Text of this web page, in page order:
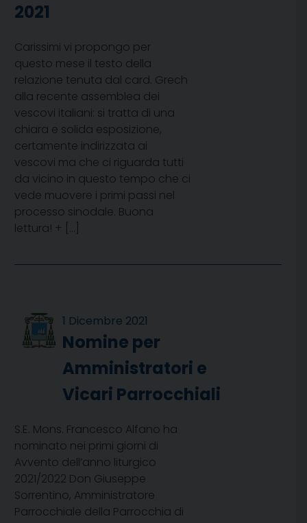
2021
Carissimi vi propongo per
questo mese il testo della
relazione tenuta dal card. Grech
alla recente assemblea dei
vescovi italiani: si tratta di una
chiara e solida esposizione,
certamente indirizzata ai
vescovi ma che ci riguarda tutti
da vicino in questo tempo che ci
vede muovere i primi passi nel
processo sinodale. Buona
lettura! + […]
1 Dicembre 2021
Nomine per
Amministratori e
Vicari Parrocchiali
S.E. Mons. Francesco Alfano ha
nominato nei primi giorni di
Avvento dell’anno liturgico
2021/2022 Don Giuseppe
Sorrentino, Amministratore
Parrocchiale della Parrocchia di